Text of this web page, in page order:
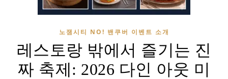
노잼시티 NO! 밴쿠버 이벤트 소개
레스토랑 밖에서 즐기는 진
짜 축제: 2026 다인 아웃 미